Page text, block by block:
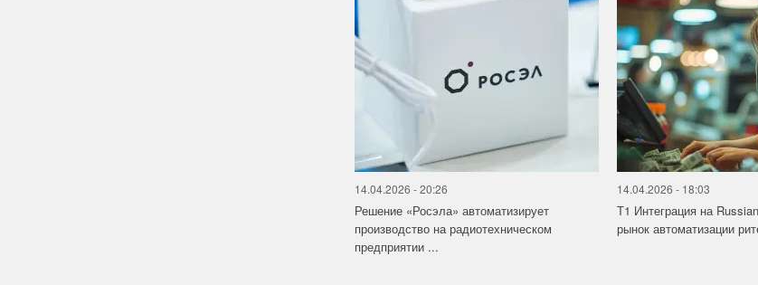
14.04.2026 - 20:26
Решение «Росэла» автоматизирует
производство на радиотехническом
предприятии ...
14.04.2026 - 18:03
Т1 Интеграция на
рынок автоматизации